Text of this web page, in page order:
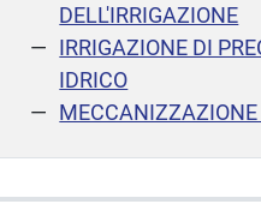
DELL'IRRIGAZIONE
IRRIGAZIONE DI
IDRICO
MECCANIZZAZIONE